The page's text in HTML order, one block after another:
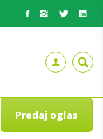
Predaj oglas